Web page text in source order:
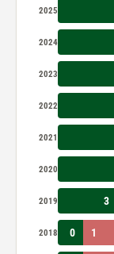
2025
2024
2023
2022
2021
2020
2019 3
2018 0 1